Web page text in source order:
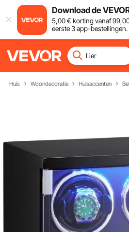
Download de
5,00€ korting vanaf99
eerste 3 app-bestellingen.
Huis Woondecoratie Huisaccenten